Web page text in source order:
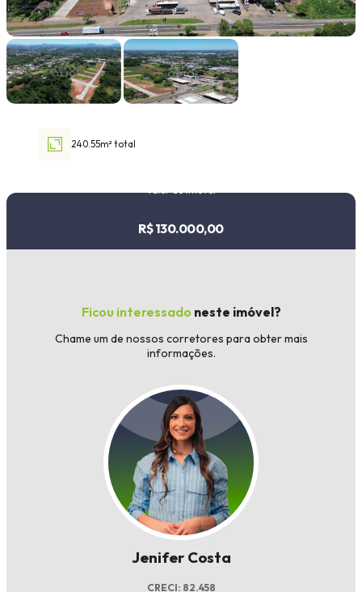
Faixa de valor
30.000,00até1.000.000,00 ou +
240.55m² total
R$ 130.000,00
Ficou interessado neste imóvel?
Chame um de nossos corretores para obter mais
informações.
Jenifer Costa
CRECI: 82.458